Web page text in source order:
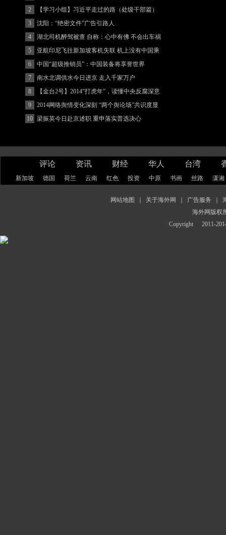
2
【学习小组】习近平走过的路（处级干部篇）
3
沈阳：“绝密文件”广告引路人
4
湖北司机醉驾被查 自称：心中有佛 不会出车祸
(图)
5
亚航印尼飞往新加坡客机失联 机上没有中国乘
客
6
中国“超级推销员”：中国装备将享誉世界
7
南水北调供水今日进京 走入千家万户
8
【金台2号】2014“打虎年”，读懂中央反腐深意
9
2014网络舆情变化深刻 “两个舆论场”共识度显
著增强
10 梁振英今日赴京述职 重申落实普选决心
评论 资讯 财经 华人 台湾
新加坡 德国 荷兰 云南 红色 投资 中原 书画 丝路 潇湘
网站地图 关于海外网 广告服务
海外网版权
Copyright
2011-